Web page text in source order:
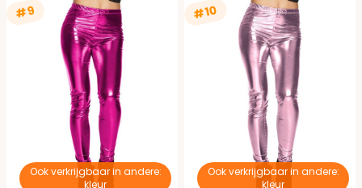
#9
Ook verkrijgbaar in andere:
kleur
#10
Ook verkrijgbaar in andere:
kleur